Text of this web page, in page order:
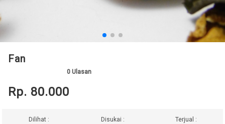
Fan
0 Ulasan
Rp. 80.000
Dilihat :
Disukai :
Terjual :